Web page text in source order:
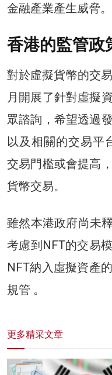
金融產業產生威脅。
香港的監管政
對於虛擬貨幣的交
月開展了針對虛擬
眾諮詢，希望透過
以及相關的交易平
交易門檻或會提高
貨幣交易。
雖然本港政府尚未
考慮到NFT的交易
NFT納入虛擬資產
規管 。
更多精采文章